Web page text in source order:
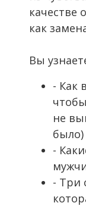
качестве
как
Вы
- Как
не
-
- Три